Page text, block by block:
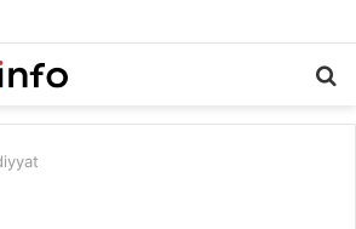
Trampla danışdı